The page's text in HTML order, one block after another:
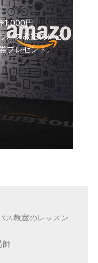
1,000円
バス教室のレビ
プレゼント。
ス教室のレッスン
師